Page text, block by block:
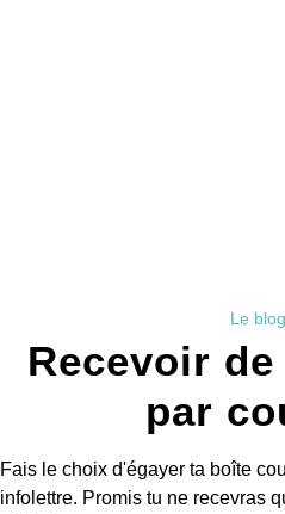
Le
Recevoir de
par
Fais le choix d'égayer ta boîte
infolettre. Promis tu ne recevras